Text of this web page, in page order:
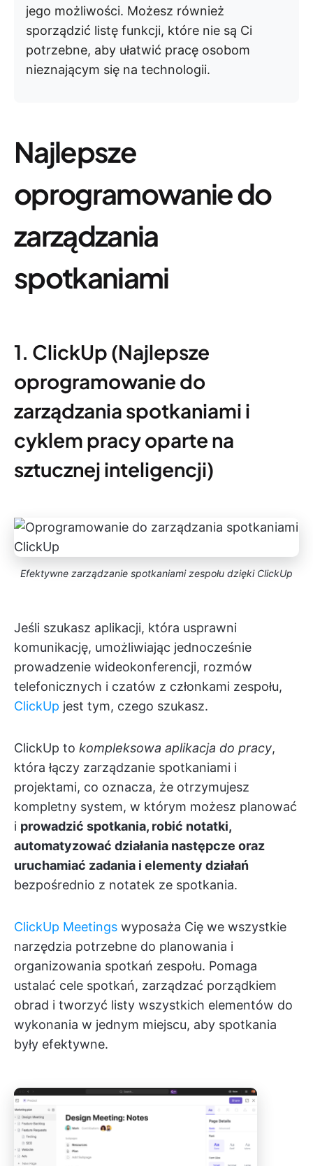
jego możliwości. Możesz również
sporządzić listę funkcji, które nie są Ci
potrzebne, aby ułatwić pracę osobom
nieznającym się na technologii.
Najlepsze
oprogramowanie do
zarządzania
spotkaniami
1. ClickUp (Najlepsze
oprogramowanie do
zarządzania spotkaniami i
cyklem pracy oparte na
sztucznej inteligencji)
Efektywne zarządzanie spotkaniami zespołu dzięki ClickUp
Jeśli szukasz aplikacji, która usprawni
komunikację, umożliwiając jednocześnie
prowadzenie wideokonferencji, rozmów
telefonicznych i czatów z członkami zespołu,
ClickUp jest tym, czego szukasz.
ClickUp to kompleksowa aplikacja do pracy,
która łączy zarządzanie spotkaniami i
projektami, co oznacza, że otrzymujesz
kompletny system, w którym możesz planować
i prowadzić spotkania, robić notatki,
automatyzować działania następcze oraz
uruchamiać zadania i elementy działań
bezpośrednio z notatek ze spotkania.
ClickUp Meetings wyposaża Cię we wszystkie
narzędzia potrzebne do planowania i
organizowania spotkań zespołu. Pomaga
ustalać cele spotkań, zarządzać porządkiem
obrad i tworzyć listy wszystkich elementów do
wykonania w jednym miejscu, aby spotkania
były efektywne.